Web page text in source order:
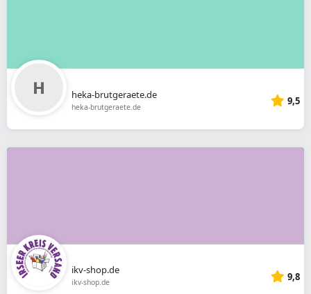
heka-brutgeraete.de
heka-brutgeraete.de 9,5
ikv-shop.de
ikv-shop.de 9,8